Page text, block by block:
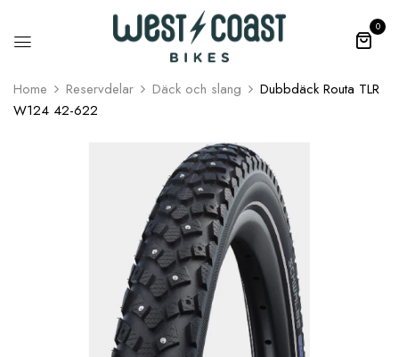
0
Home Reservdelar Däck och slang
Dubbdäck Routa TLR
W124 42-622